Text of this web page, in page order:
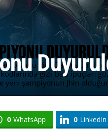
0 WhatsApp 0 LinkedIn